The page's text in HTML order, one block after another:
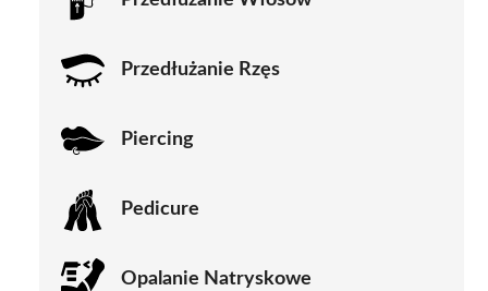
Przedłużanie Rzęs
Piercing
Pedicure
Opalanie Natryskowe